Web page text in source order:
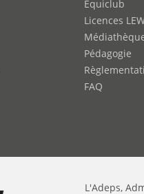
Equiclub
Licences
Pédagogie
FAQ
L'Adeps,